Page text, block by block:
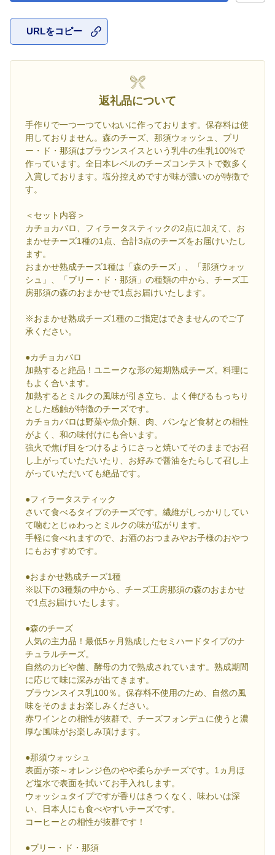
URLをコピー
返礼品について
手作りで一つ一つていねいに作っております。保存料は使
用しておりません。森のチーズ、那須ウォッシュ、ブリ
ー・ド・那須はブラウンスイスという乳牛の生乳100%で
作っています。全日本レベルのチーズコンテストで数多く
入賞しております。塩分控えめですが味が濃いのが特徴で
す。
＜セット内容＞
カチョカバロ、フィラータスティックの2点に加えて、お
まかせチーズ1種の1点、合計3点のチーズをお届けいたし
ます。
おまかせ熟成チーズ1種は「森のチーズ」、「那須ウォッ
シュ」、「ブリー・ド・那須」の種類の中から、チーズ工
房那須の森のおまかせで1点お届けいたします。
※おまかせ熟成チーズ1種のご指定はできませんのでご了
承ください。
●カチョカバロ
加熱すると絶品！ユニークな形の短期熟成チーズ。料理に
もよく合います。
加熱するとミルクの風味が引き立ち、よく伸びるもっちり
とした感触が特徴のチーズです。
カチョカバロは野菜や魚介類、肉、パンなど食材との相性
がよく、和の味付けにも合います。
強火で焦げ目をつけるようにさっと焼いてそのままでお召
し上がっていただいたり、お好みで醤油をたらして召し上
がっていただいても絶品です。
●フィラータスティック
さいて食べるタイプのチーズです。繊維がしっかりしてい
て噛むとじゅわっとミルクの味が広がります。
手軽に食べれますので、お酒のおつまみやお子様のおやつ
にもおすすめです。
●おまかせ熟成チーズ1種
※以下の3種類の中から、チーズ工房那須の森のおまかせ
で1点お届けいたします。
●森のチーズ
人気の主力品！最低5ヶ月熟成したセミハードタイプのナ
チュラルチーズ。
自然のカビや菌、酵母の力で熟成されています。熟成期間
に応じて味に深みが出てきます。
ブラウンスイス乳100％。保存料不使用のため、自然の風
味をそのままお楽しみください。
赤ワインとの相性が抜群で、チーズフォンデュに使うと濃
厚な風味がお楽しみ頂けます。
●那須ウォッシュ
表面が茶～オレンジ色のやや柔らかチーズです。1ヵ月ほ
ど塩水で表面を拭いてお手入れします。
ウォッシュタイプですが香りはきつくなく、味わいは深
い、日本人にも食べやすいチーズです。
コーヒーとの相性が抜群です！
●ブリー・ド・那須